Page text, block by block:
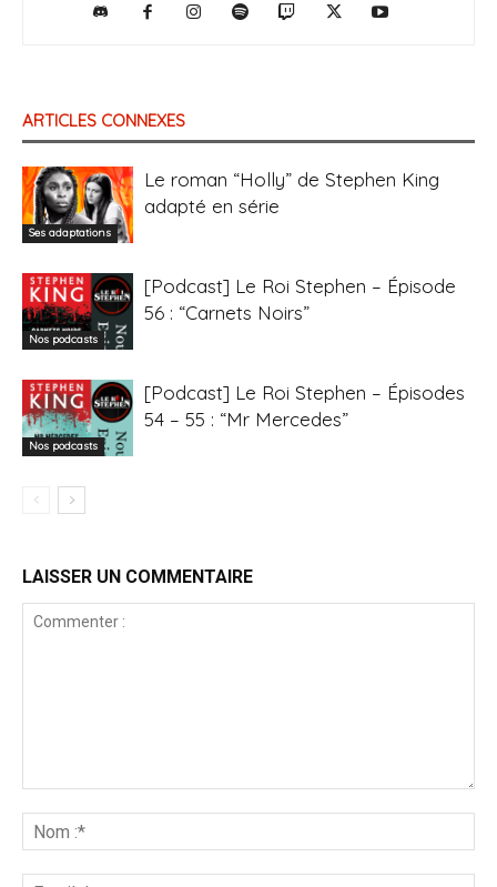
ARTICLES CONNEXES
Ses adaptations
Le roman “Holly” de Stephen King
adapté en série
Nos podcasts
[Podcast] Le Roi Stephen – Épisode
56 : “Carnets Noirs”
Nos podcasts
[Podcast] Le Roi Stephen – Épisodes
54 – 55 : “Mr Mercedes”
LAISSER UN COMMENTAIRE